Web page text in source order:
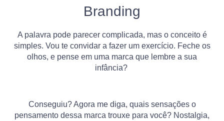
Branding
A palavra pode parecer complicada, mas o conceito é
simples. Vou te convidar a fazer um exercício. Feche os
olhos, e pense em uma marca que lembre a sua
infância?
Conseguiu? Agora me diga, quais sensações o
pensamento dessa marca trouxe para você? Nostalgia,